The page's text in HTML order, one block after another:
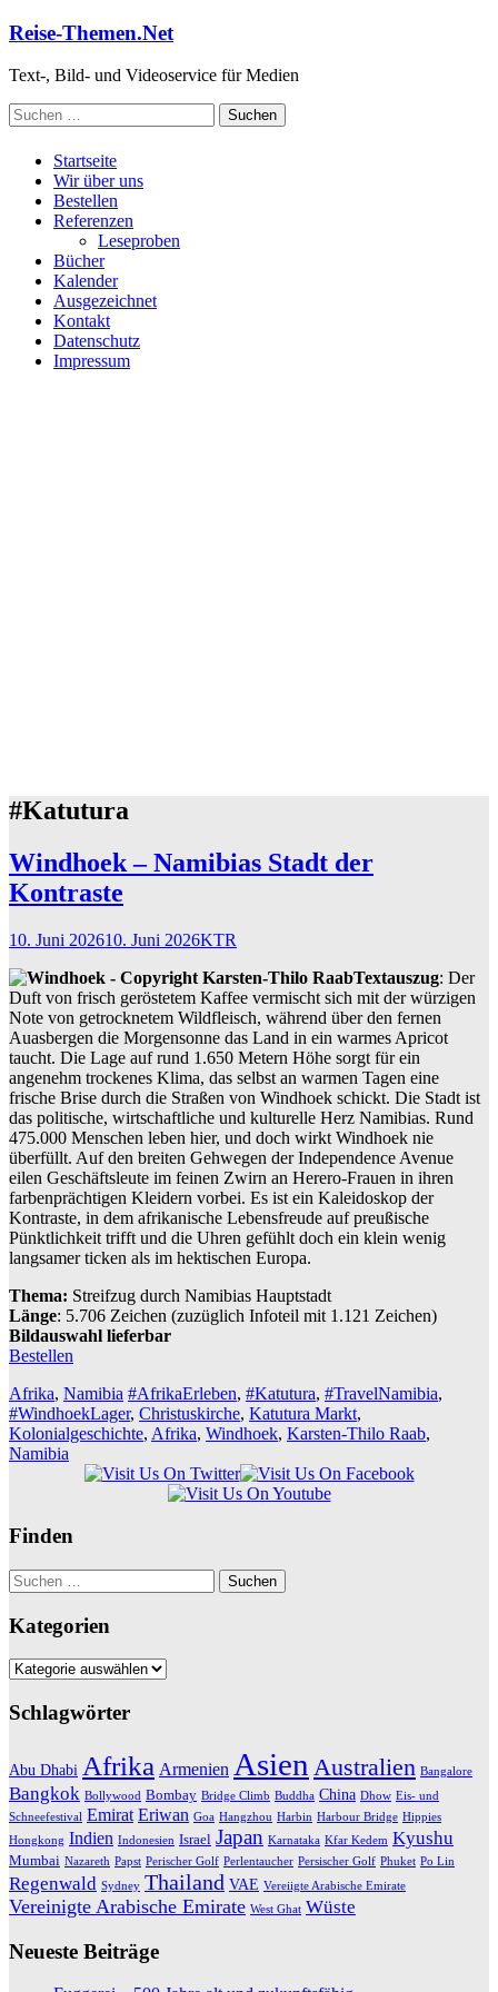
Zum
springen
Reise-Themen.Net
Text-, Bild- und Videoservice für Medien
Suchen
nach:
Startseite
Wir über uns
Bestellen
Referenzen
Leseproben
Bücher
Kalender
Ausgezeichnet
Kontakt
Datenschutz
Impressum
#Katutura
Windhoek – Namibias Stadt der
Kontraste
10. Juni 202610. Juni 2026KTR
Textauszug: Der
Duft von frisch geröstetem Kaffee vermischt sich mit der würzigen
Note von getrocknetem Wildfleisch, während über den fernen
Auasbergen die Morgensonne das Land in ein warmes Apricot
taucht. Die Lage auf rund 1.650 Metern Höhe sorgt für ein
angenehm trockenes Klima, das selbst an warmen Tagen eine
frische Brise durch die Straßen von Windhoek schickt. Die Stadt ist
das politische, wirtschaftliche und kulturelle Herz Namibias. Rund
475.000 Menschen leben hier, und doch wirkt Windhoek nie
überfüllt. Auf den breiten Gehwegen der Independence Avenue
eilen Geschäftsleute im feinen Zwirn an Herero-Frauen in ihren
farbenprächtigen Kleidern vorbei. Es ist ein Kaleidoskop der
Kontraste, in dem afrikanische Lebensfreude auf preußische
Pünktlichkeit trifft und die Uhren gefühlt doch ein klein wenig
langsamer ticken als im hektischen Europa.
Thema: Streifzug durch Namibias Hauptstadt
Länge: 5.706 Zeichen (zuzüglich Infoteil mit 1.121 Zeichen)
Bildauswahl lieferbar
Bestellen
Afrika, Namibia #AfrikaErleben, #Katutura, #TravelNamibia,
#WindhoekLager, Christuskirche, Katutura Markt,
Kolonialgeschichte, Afrika, Windhoek, Karsten-Thilo Raab,
Namibia
Finden
Suchen
nach:
Kategorien
Kategorien
Schlagwörter
Abu Dhabi Afrika Armenien Asien Australien Bangalore
Bangkok Bollywood Bombay Bridge Climb Buddha China Dhow Eis- und
Schneefestival Emirat Eriwan Goa Hangzhou Harbin Harbour Bridge Hippies
Hongkong Indien Indonesien Israel Japan Karnataka Kfar Kedem Kyushu
Mumbai Nazareth Papst Perischer Golf Perlentaucher Persischer Golf Phuket Po Lin
Regenwald Sydney Thailand VAE Vereiigte Arabische Emirate
Vereinigte Arabische Emirate West Ghat Wüste
Neueste Beiträge